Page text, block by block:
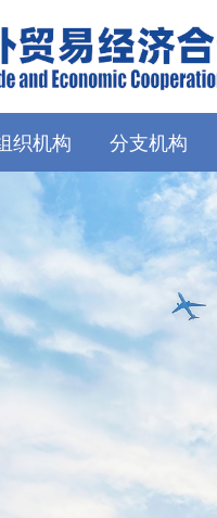
织机构 分支机构